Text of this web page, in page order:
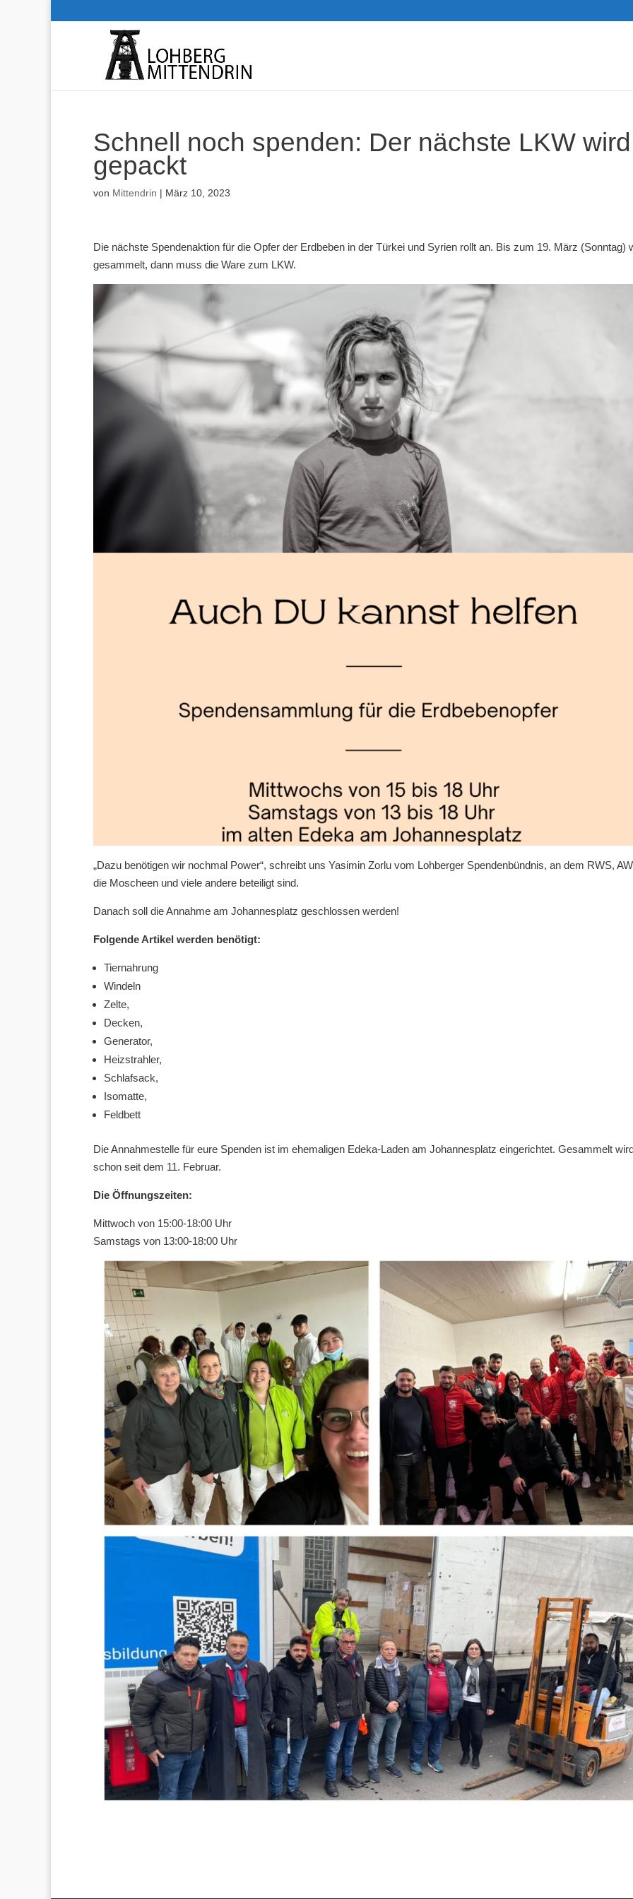
Schnell noch spenden: Der nächste LKW wird
gepackt
von Mittendrin | März 10, 2023
Die nächste Spendenaktion für die Opfer der Erdbeben in der Türkei und Syrien rollt an. Bis zum 19. März (Sonntag)
gesammelt, dann muss die Ware zum LKW.
„Dazu benötigen wir nochmal Power“, schreibt uns Yasimin Zorlu vom Lohberger Spendenbündnis, an dem RWS,
die Moscheen und viele andere beteiligt sind.
Danach soll die Annahme am Johannesplatz geschlossen werden!
Folgende Artikel werden benötigt:
Tiernahrung
Windeln
Zelte,
Decken,
Generator,
Heizstrahler,
Schlafsack,
Isomatte,
Feldbett
Die Annahmestelle für eure Spenden ist im ehemaligen Edeka-Laden am Johannesplatz eingerichtet. Gesammelt
schon seit dem 11. Februar.
Die Öffnungszeiten:
Mittwoch von 15:00-18:00 Uhr
Samstags von 13:00-18:00 Uhr